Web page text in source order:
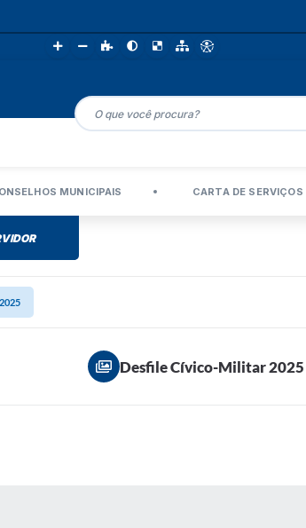
MUNICIPAIS CARTA DE SERVIÇOS
Desfile Cívico-Militar 2025